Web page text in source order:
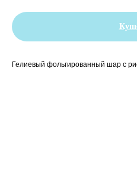
Гелиевый фольгированный шар с